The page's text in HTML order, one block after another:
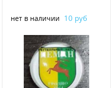
нет в наличии 10 руб